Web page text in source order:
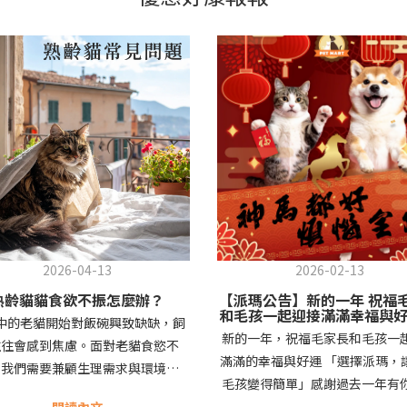
2026-04-13
齡貓貓食欲不振怎麼辦？
的老貓開始對飯碗興致缺缺，飼
會感到焦慮。面對老貓食慾不
們需要兼顧生理需求與環境調
2026-02-13
【派瑪公告】新的一年 祝福
和毛孩一起迎接滿滿幸福與
✨
新的一年，祝福毛家長和毛孩一
滿滿的幸福與好運 「選擇派瑪，
毛孩變得簡單」感謝過去一年有